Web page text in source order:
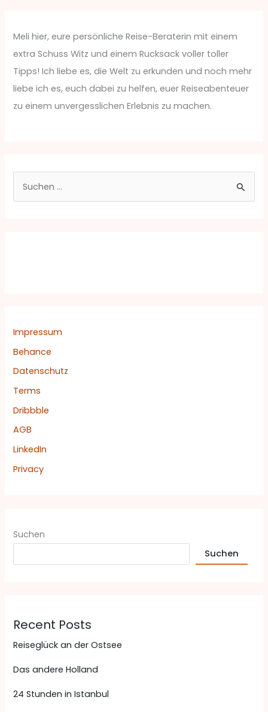
Meli hier, eure persönliche Reise-Beraterin mit einem
extra Schuss Witz und einem Rucksack voller toller
Tipps! Ich liebe es, die Welt zu erkunden und noch mehr
liebe ich es, euch dabei zu helfen, euer Reiseabenteuer
zu einem unvergesslichen Erlebnis zu machen.
c
Impressum
Behance
Datenschutz
Terms
Dribbble
AGB
LinkedIn
Privacy
Suchen
Suchen
Recent Posts
Reiseglück an der Ostsee
Das andere Holland
24 Stunden in Istanbul